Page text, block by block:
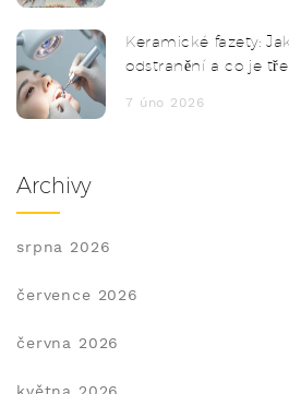
Keramické fazety:
odstranění a co je
7 úno 2026
Archivy
srpna 2026
července 2026
června 2026